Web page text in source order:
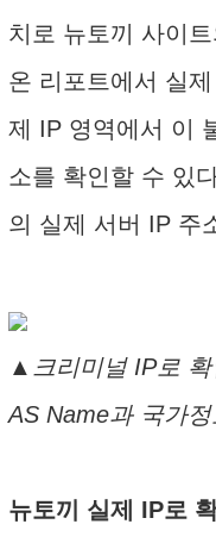
치로 뉴토끼 사이
온 리포트에서 실
제 IP 영역에서 이
소를 확인할 수 있
의 실제 서버 IP 주
▲크리미널 IP로
AS Name과 국가
뉴토끼 실제 IP로